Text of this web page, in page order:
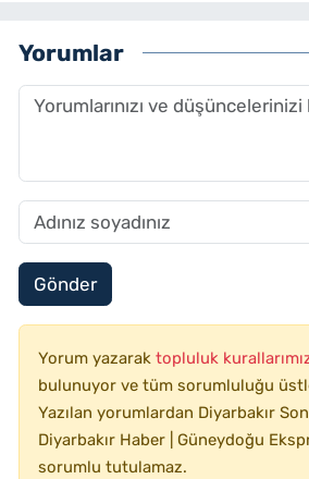
Yorumlar
Gönder
Yorum yazarak topluluk
bulunuyor ve tüm sorumluluğu
Yazılan yorumlardan Diyarbakır
Diyarbakır Haber | Güneydoğu
sorumlu tutulamaz.